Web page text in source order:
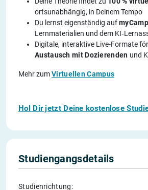
ortsunabhängig, in Deinem Tempo
Du lernst eigenständig auf
Lernmaterialien und dem
Digitale, interaktive Live-Formate
Austausch mit Dozierenden und
Mehr zumVirtuellen Campus
Hol Dir jetzt Deine kostenlose
Studiengangsdetails
Studienrichtung: